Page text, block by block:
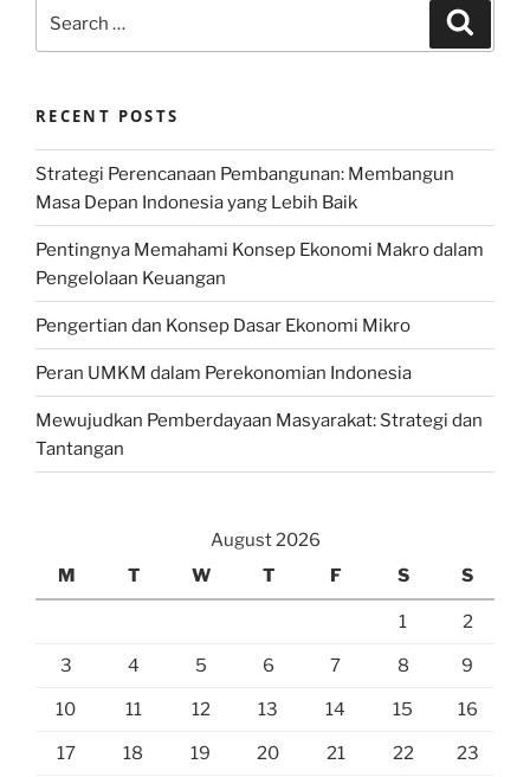
RECENT POSTS
Strategi Perencanaan Pembangunan: Membangun
Masa Depan Indonesia yang Lebih Baik
Pentingnya Memahami Konsep Ekonomi Makro dalam
Pengelolaan Keuangan
Pengertian dan Konsep Dasar Ekonomi Mikro
Peran UMKM dalam Perekonomian Indonesia
Mewujudkan Pemberdayaan Masyarakat: Strategi dan
Tantangan
August 2026
M
T W T F S S
1 2
3 4 5 6 7 8 9
10 11 12 13 14 15 16
17 18 19 20 21 22 23